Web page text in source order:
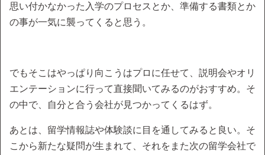
思い付かなかった入学のプロセスとか、準備する書類とか
の事が一気に襲ってくると思う。
でもそこはやっぱり向こうはプロに任せて、説明会やオリ
エンテーションに行って直接聞いてみるのがおすすめ。そ
の中で、自分と合う会社が見つかってくるはず。
あとは、留学情報誌や体験談に目を通してみると良い。そ
こから新たな疑問が生まれて、それをまた次の留学会社で